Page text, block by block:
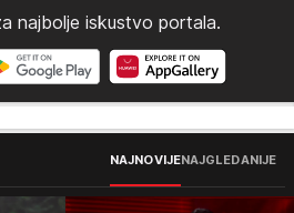
najbolje iskustvo portala.
NAJNOVIJENAJGLEDANIJE